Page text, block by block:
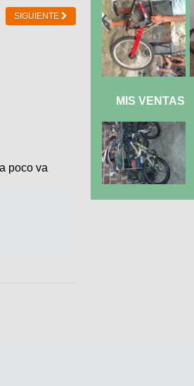
SIGUIENTE
poco va
MIS VENTAS